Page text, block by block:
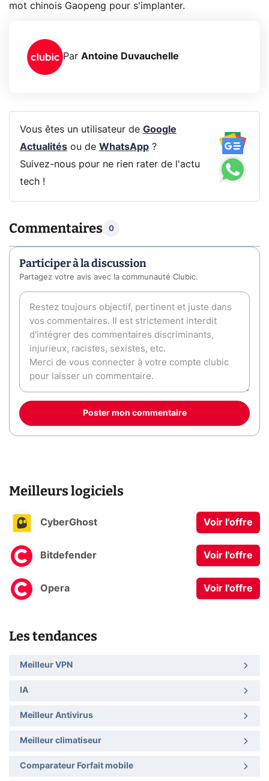
mot chinois Gaopeng pour s'implanter.
Par Antoine Duvauchelle
Vous êtes un utilisateur de Google
Actualitésou de WhatsApp?
Suivez-nous pour ne rien rater de l'actu
tech !
Commentaires 0
Participer à la discussion
Partagez votre avis avec la communauté Clubic.
Poster mon commentaire
Meilleurs logiciels
CyberGhost Voir l'offre
Bitdefender Voir l'offre
Opera Voir l'offre
Les tendances
Meilleur VPN
IA
Meilleur Antivirus
Meilleur climatiseur
Comparateur Forfait mobile